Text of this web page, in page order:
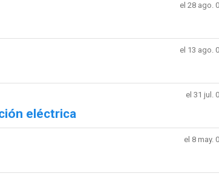
el 28 ago.
el 13 ago.
el 31 jul.
eléctrica
el 8 may.